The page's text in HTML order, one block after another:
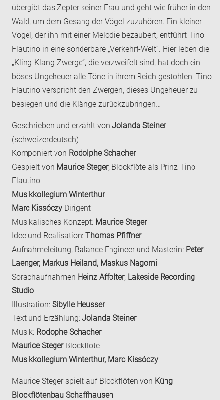
übergibt das Zepter seiner Frau und geht wie früher in den
Wald, um dem Gesang der Vögel zuzuhören. Ein kleiner
Vogel, der ihn mit einer Melodie bezaubert, entführt Tino
Flautino in eine sonderbare „Verkehrt-Welt“. Hier leben die
„Kling-Klang-Zwerge“, die verzweifelt sind, hat doch ein
böses Ungeheuer alle Töne in ihrem Reich gestohlen. Tino
Flautino verspricht den Zwergen, dieses Ungeheuer zu
besiegen und die Klänge zurückzubringen…
Geschrieben und erzählt von Jolanda Steiner
(schweizerdeutsch)
Komponiert von Rodolphe Schacher
Gespielt von Maurice Steger, Blockflöte als Prinz Tino
Flautino
Musikkollegium Winterthur
Marc Kissóczy Dirigent
Musikalisches Konzept: Maurice Steger
Idee und Realisation: Thomas Pfiffner
Aufnahmeleitung, Balance Engineer und Masterin: Peter
Laenger, Markus Heiland, Maskus Nagorni
Sorachaufnahmen Heinz Affolter, Lakeside Recording
Studio
Illustration: Sibylle Heusser
Text und Erzählung: Jolanda Steiner
Musik: Rodophe Schacher
Maurice StegerBlockflöte
Musikkollegium Winterthur, Marc Kissóczy
Maurice Steger spielt auf Blockflöten von Küng
Blockflötenbau Schaffhausen